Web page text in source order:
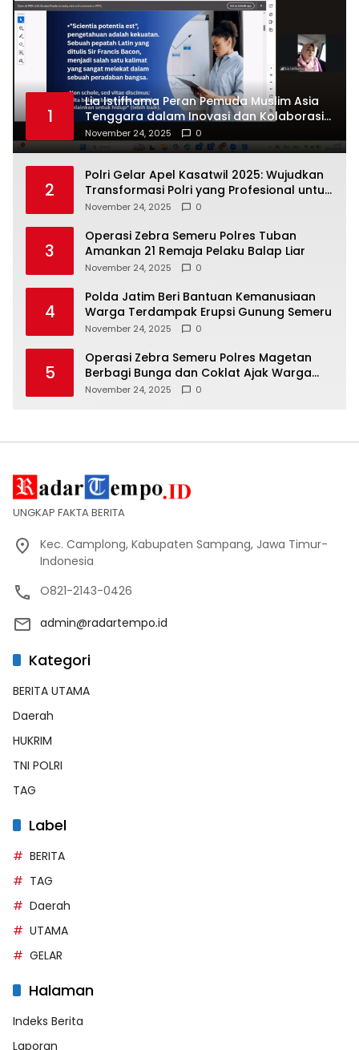
1
Lia Istifhama Peran Pemuda Muslim Asia
Tenggara dalam Inovasi dan Kolaborasi
Internasional
November 24, 2025 0
2
Polri Gelar Apel Kasatwil 2025: Wujudkan
Transformasi Polri yang Profesional untuk
Masyarakat
November 24, 2025 0
3
Operasi Zebra Semeru Polres Tuban
Amankan 21 Remaja Pelaku Balap Liar
November 24, 2025 0
4
Polda Jatim Beri Bantuan Kemanusiaan
Warga Terdampak Erupsi Gunung Semeru
November 24, 2025 0
5
Operasi Zebra Semeru Polres Magetan
Berbagi Bunga dan Coklat Ajak Warga
Tertib Lalin
November 24, 2025 0
UNGKAP FAKTA BERITA
Kec. Camplong, Kabupaten Sampang, Jawa Timur-
Indonesia
O821-2143-0426
admin@radartempo.id
Kategori
BERITA UTAMA
Daerah
HUKRIM
TNI POLRI
TAG
Label
BERITA
TAG
Daerah
UTAMA
GELAR
Halaman
Indeks Berita
Laporan